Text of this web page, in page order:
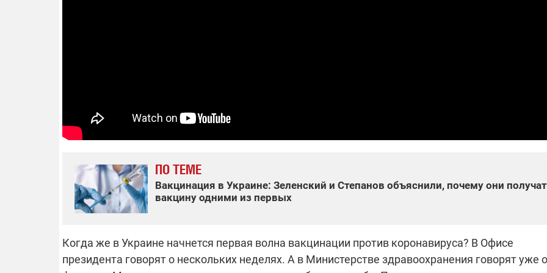
ПО ТЕМЕ
Вакцинация в Украине: Зеленский и Степанов объяснили, почему они получат
вакцину одними из первых
Когда же в Украине начнется первая волна вакцинации против коронавируса? В Офисе
президента говорят о нескольких неделях. А в Министерстве здравоохранения говорят уже